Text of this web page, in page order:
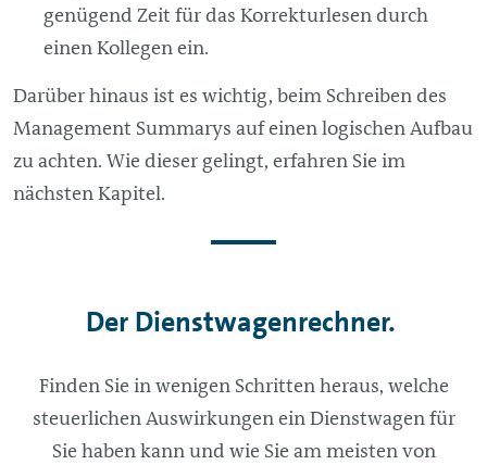
genügend Zeit für das Korrekturlesen durch
einen Kollegen ein.
Darüber hinaus ist es wichtig, beim Schreiben des
Management Summarys auf einen logischen Aufbau
zu achten. Wie dieser gelingt, erfahren Sie im
nächsten Kapitel.
Der Dienstwagenrechner.
Finden Sie in wenigen Schritten heraus, welche
steuerlichen Auswirkungen ein Dienstwagen für
Sie haben kann und wie Sie am meisten von